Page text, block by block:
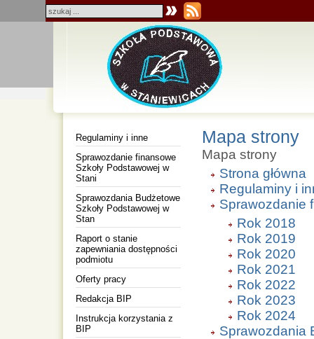
Regulaminy i inne
Sprawozdanie finansowe
Szkoły Podstawowej w
Stani
Sprawozdania Budżetowe
Szkoły Podstawowej w
Stan
Raport o stanie
zapewniania dostępności
podmiotu
Oferty pracy
Redakcja BIP
Instrukcja korzystania z
BIP
Mapa strony
Mapa strony
Strona główna
Regulaminy i
Sprawozdanie
Rok 2018
Rok 2019
Rok 2020
Rok 2021
Rok 2022
Rok 2023
Rok 2024
Sprawozdania